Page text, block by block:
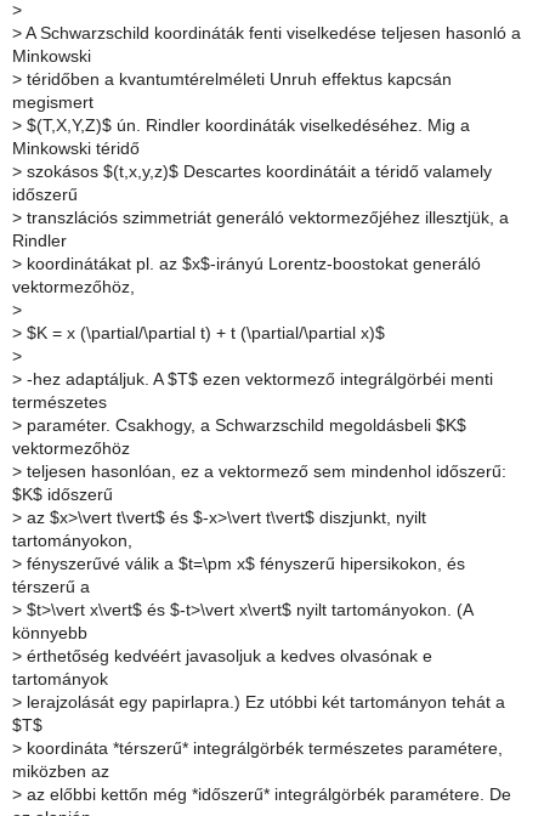
>
> A Schwarzschild koordináták fenti viselkedése teljesen hasonló a
Minkowski
> téridőben a kvantumtérelméleti Unruh effektus kapcsán
megismert
> $(T,X,Y,Z)$ ún. Rindler koordináták viselkedéséhez. Mig a
Minkowski téridő
> szokásos $(t,x,y,z)$ Descartes koordinátáit a téridő valamely
időszerű
> transzlációs szimmetriát generáló vektormezőjéhez illesztjük, a
Rindler
> koordinátákat pl. az $x$-irányú Lorentz-boostokat generáló
vektormezőhöz,
>
> $K = x (\partial/\partial t) + t (\partial/\partial x)$
>
> -hez adaptáljuk. A $T$ ezen vektormező integrálgörbéi menti
természetes
> paraméter. Csakhogy, a Schwarzschild megoldásbeli $K$
vektormezőhöz
> teljesen hasonlóan, ez a vektormező sem mindenhol időszerű:
$K$ időszerű
> az $x>\vert t\vert$ és $-x>\vert t\vert$ diszjunkt, nyilt
tartományokon,
> fényszerűvé válik a $t=\pm x$ fényszerű hipersikokon, és
térszerű a
> $t>\vert x\vert$ és $-t>\vert x\vert$ nyilt tartományokon. (A
könnyebb
> érthetőség kedvéért javasoljuk a kedves olvasónak e
tartományok
> lerajzolását egy papirlapra.) Ez utóbbi két tartományon tehát a
$T$
> koordináta *térszerű* integrálgörbék természetes paramétere,
miközben az
> az előbbi kettőn még *időszerű* integrálgörbék paramétere. De